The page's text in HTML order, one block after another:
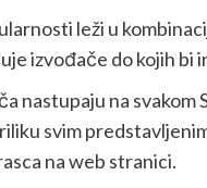
leži u
izvođače do kojih bi
nastupaju na
svim
na web stranici.